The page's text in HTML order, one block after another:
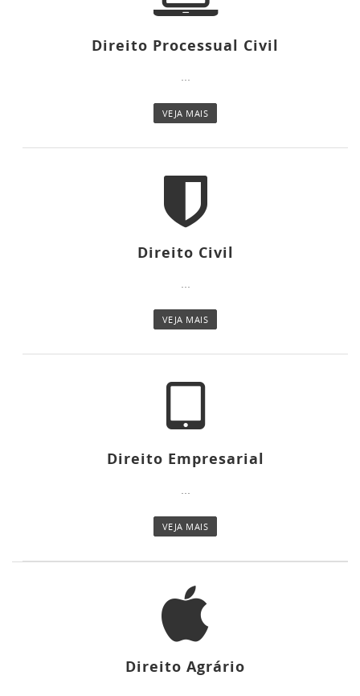
Direito Processual Civil
...
VEJA MAIS
Direito Civil
VEJA MAIS
Direito Empresarial
...
VEJA MAIS
Direito Agrário